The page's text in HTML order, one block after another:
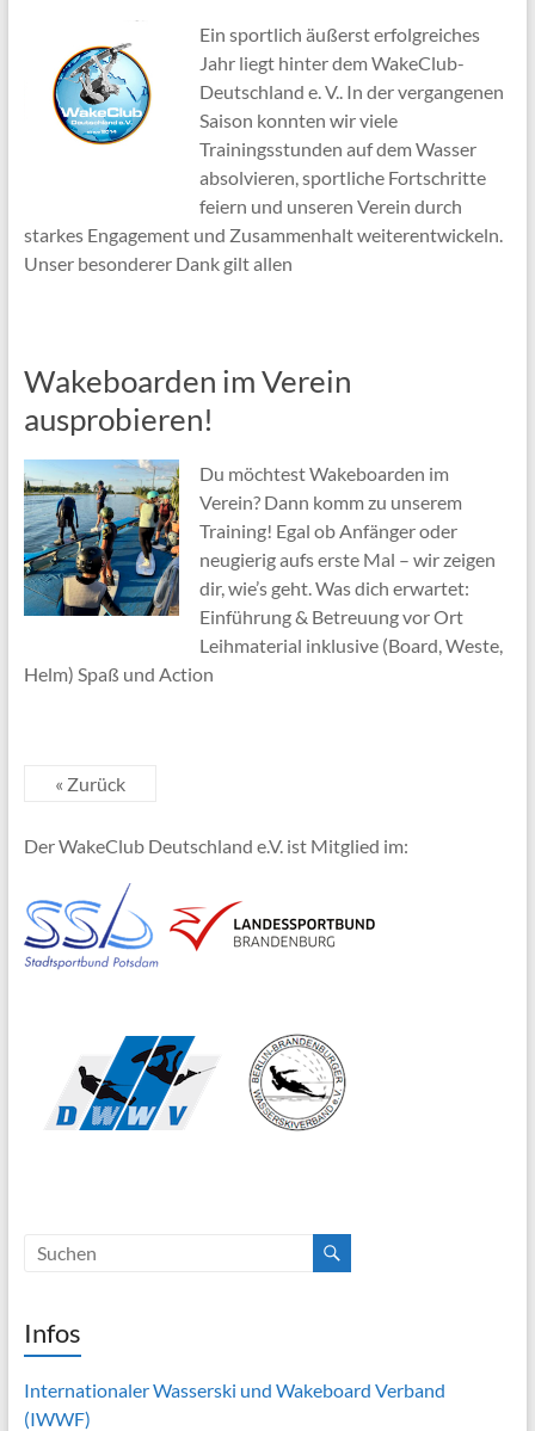
Ein sportlich äußerst erfolgreiches
Jahr liegt hinter dem WakeClub-
Deutschland e. V.. In der vergangenen
Saison konnten wir viele
Trainingsstunden auf dem Wasser
absolvieren, sportliche Fortschritte
feiern und unseren Verein durch
starkes Engagement und Zusammenhalt weiterentwickeln.
Unser besonderer Dank gilt allen
Wakeboarden im Verein
ausprobieren!
Du möchtest Wakeboarden im
Verein? Dann komm zu unserem
Training! Egal ob Anfänger oder
neugierig aufs erste Mal – wir zeigen
dir, wie’s geht. Was dich erwartet:
Einführung & Betreuung vor Ort
Leihmaterial inklusive (Board, Weste,
Helm) Spaß und Action
« Zurück
Der WakeClub Deutschland e.V. ist Mitglied im:
Infos
Internationaler Wasserski und Wakeboard Verband
(IWWF)